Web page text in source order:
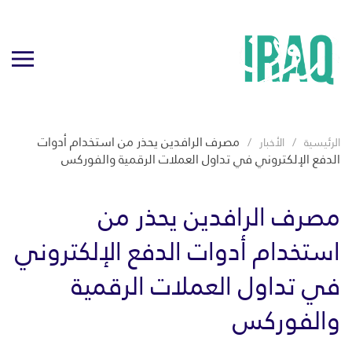
الرئيسية الأخبار مصرف الرافدين يحذر من استخدام أدوات
الدفع الإلكتروني في تداول العملات الرقمية والفوركس
مصرف الرافدين يحذر من
استخدام أدوات الدفع الإلكتروني
في تداول العملات الرقمية
والفوركس